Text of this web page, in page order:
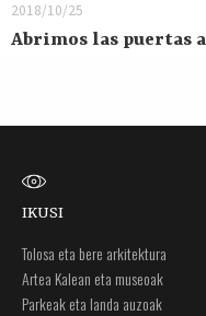
2018/10/25
Abrimos las puertas
IKUSI
Tolosa eta bere arkitektura
Artea Kalean eta museoak
Parkeak eta landa auzoak